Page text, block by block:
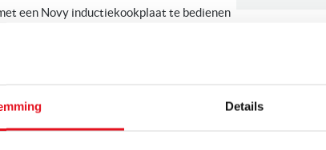
Details
een Novy inductiekookplaat te bedienen
(mm): 898 x 426 x 830 - 1100
Hmax) (mm): 898 x 426 x -
Energieklasse